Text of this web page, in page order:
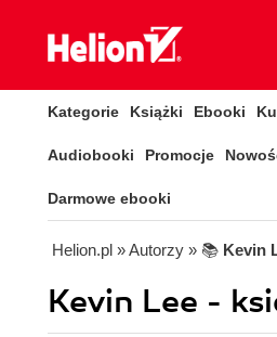
Kategorie Książki Ebooki
Audiobooki Promocje
Darmowe ebooki
Helion.pl » Autorzy » 📚 Kevin
Kevin Lee -